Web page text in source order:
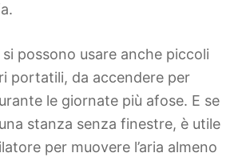
possono usare anche piccoli
portatili, da accendere per
le giornate più afose. E se
stanza senza finestre, è utile
per muovere l’aria almeno